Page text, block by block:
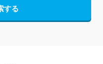
する